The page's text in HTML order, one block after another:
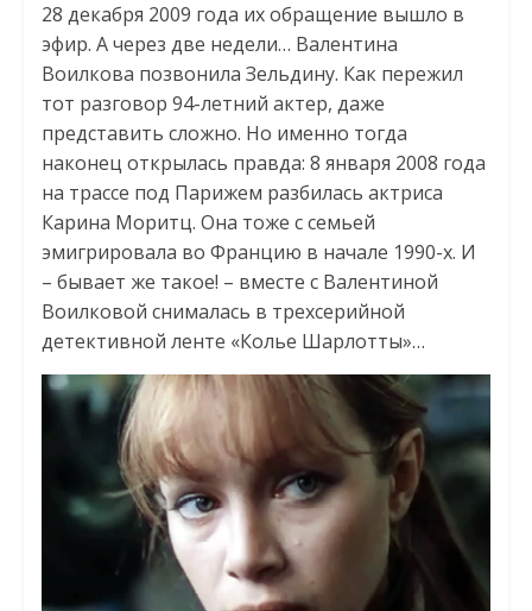
28 декабря 2009 года их обращение вышло в
эфир. А через две недели… Валентина
Воилкова позвонила Зельдину. Как пережил
тот разговор 94-летний актер, даже
представить сложно. Но именно тогда
наконец открылась правда: 8 января 2008 года
на трассе под Парижем разбилась актриса
Карина Моритц. Она тоже с семьей
эмигрировала во Францию в начале 1990-х. И
– бывает же такое! – вместе с Валентиной
Воилковой снималась в трехсерийной
детективной ленте «Колье Шарлотты»…